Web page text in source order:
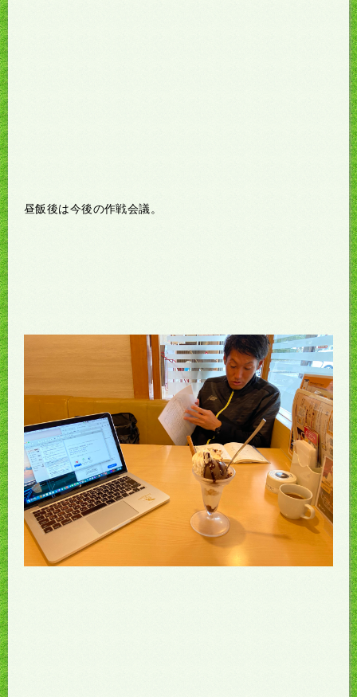
昼飯後は今後の作戦会議。